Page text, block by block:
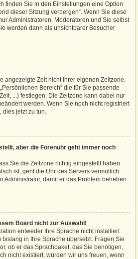
finden Sie in den Einstellungen eine Option
dieser Sitzung verbergen“. Wenn Sie diese
Administratoren, Moderatoren und Sie selbst
werden dann als unsichtbarer Besucher
angezeigte Zeit nicht Ihrer eigenen Zeitzone.
Bereich“ die für Sie passende
...) festlegen. Die Zeitzone kann dabei nur
werden. Wenn Sie noch nicht registriert
dies jetzt zu tun.
aber die Forenuhr geht immer noch
Sie die Zeitzone richtig eingestellt haben
ist, geht die Uhr des Servers vermutlich
Administrator, damit er das Problem beheben
Board nicht zur Auswahl!
entweder Ihre Sprache nicht installiert
in Ihre Sprache übersetzt. Fragen Sie
ob er das Sprachpaket, das Sie benötigen,
nicht existiert, würden wir uns freuen, wenn